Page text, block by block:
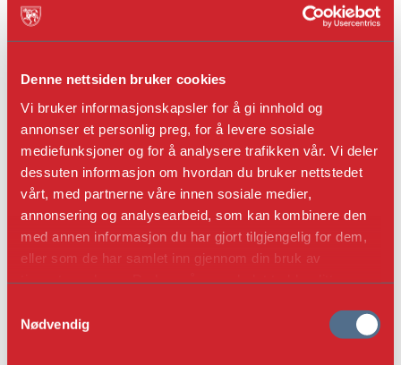
Denne nettsiden bruker cookies
Vi bruker informasjonskapsler for å gi innhold og
annonser et personlig preg, for å levere sosiale
mediefunksjoner og for å analysere trafikken vår. Vi deler
dessuten informasjon om hvordan du bruker nettstedet
vårt, med partnerne våre innen sosiale medier,
annonsering og analysearbeid, som kan kombinere den
med annen informasjon du har gjort tilgjengelig for dem,
eller som de har samlet inn gjennom din bruk av
så endre samtykke og så avvis.
Nødvendig
plakett i nærmere angitt format for
Nominasjon skjer før 15. Oktober. Prisen
offentliggjøres under
Fortidsminneforeningens
representantskapsmøte året etter.
Istandsettings- eller
restaureringsprosjekter som nomineres